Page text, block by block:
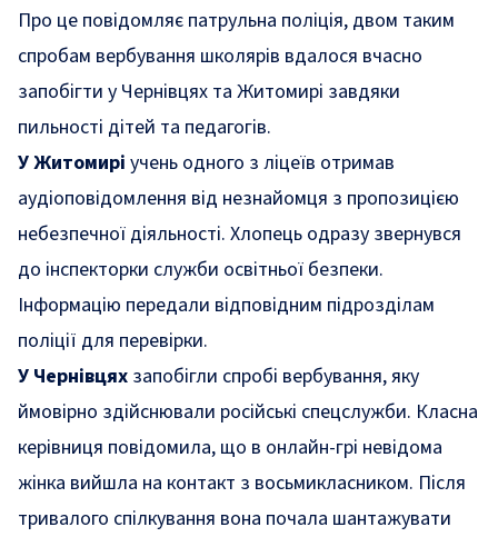
Про це повідомляє патрульна поліція, двом таким
спробам вербування школярів вдалося вчасно
запобігти у Чернівцях та Житомирі завдяки
пильності дітей та педагогів.
У Житомирі учень одного з ліцеїв отримав
аудіоповідомлення від незнайомця з пропозицією
небезпечної діяльності. Хлопець одразу звернувся
до інспекторки служби освітньої безпеки.
Інформацію передали відповідним підрозділам
поліції для перевірки.
У Чернівцях запобігли спробі вербування, яку
ймовірно здійснювали російські спецслужби. Класна
керівниця повідомила, що в онлайн-грі невідома
жінка вийшла на контакт з восьмикласником. Після
тривалого спілкування вона почала шантажувати